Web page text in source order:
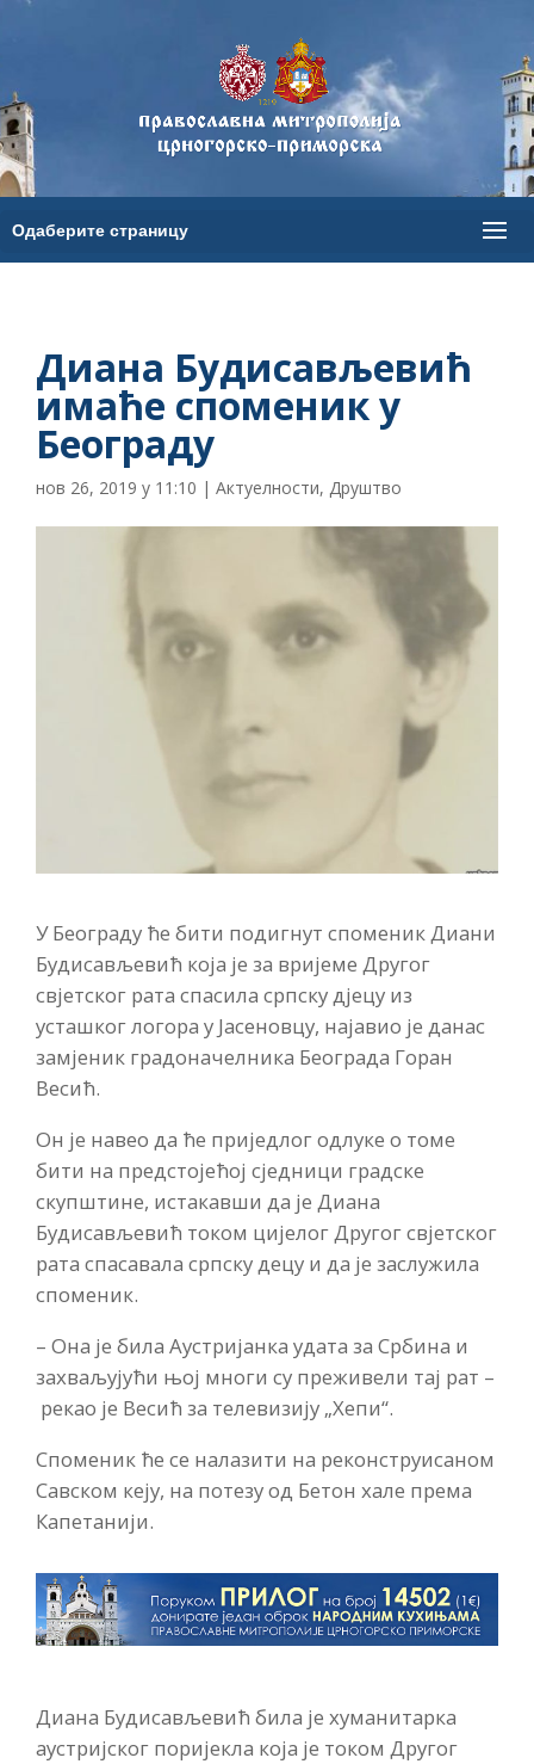
Диана Будисављевић
имаће споменик у
Београду
нов 26, 2019 у 11:10 | Актуелности, Друштво
У Београду ће бити подигнут споменик Диани
Будисављевић која је за вријеме Другог
свјетског рата спасила српску дјецу из
усташког логора у Јасеновцу, најавио је данас
замјеник градоначелника Београда Горан
Весић.
Он је навео да ће приједлог одлуке о томе
бити на предстојећој сједници градске
скупштине, истакавши да је Диана
Будисављевић током цијелог Другог свјетског
рата спасавала српску децу и да је заслужила
споменик.
– Она је била Аустријанка удата за Србина и
захваљујући њој многи су преживели тај рат –
рекао је Весић за телевизију „Хепи“.
Споменик ће се налазити на реконструисаном
Савском кеју, на потезу од Бетон хале према
Капетанији.
Диана Будисављевић била је хуманитарка
аустријског поријекла која је током Другог